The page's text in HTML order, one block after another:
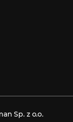
Sp. z o.o.